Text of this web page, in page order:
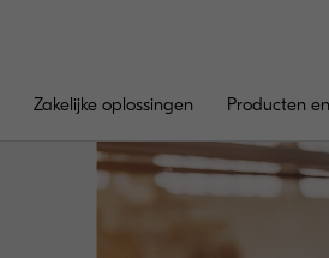
Zakelijke oplossingen Producten